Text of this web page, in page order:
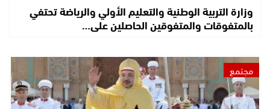
وزارة التربية الوطنية والتعليم الأولي والرياضة تحتفي
بالمتفوقات والمتفوقين الحاصلين على…
مجتمع